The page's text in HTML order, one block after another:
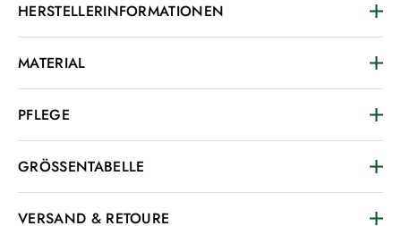
HERSTELLERINFORMATIONEN
MATERIAL
PFLEGE
GRÖSSENTABELLE
VERSAND & RETOURE